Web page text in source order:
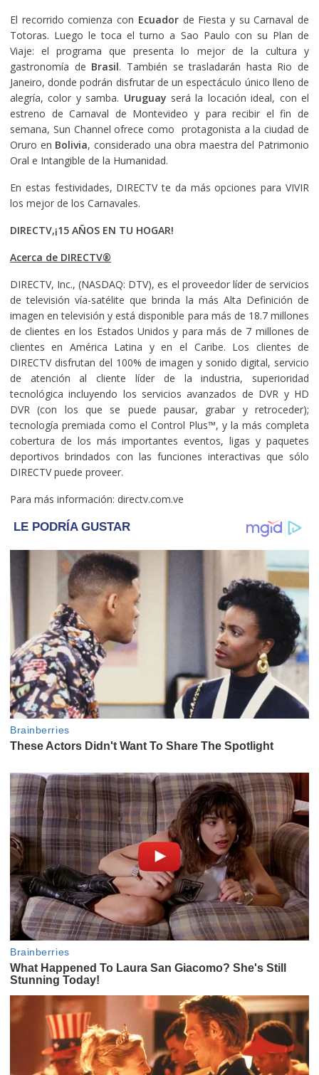
El recorrido comienza con Ecuadorde Fiesta y su Carnaval de
Totoras. Luego le toca el turno a Sao Paulo con su Plan de
Viaje: el programa que presenta lo mejor de la cultura y
gastronomía de Brasil. También se trasladarán hasta Rio de
Janeiro, donde podrán disfrutar de un espectáculo único lleno de
alegría, color y samba. Uruguay será la locación ideal, con el
estreno de Carnaval de Montevideo y para recibir el fin de
semana, Sun Channel ofrece como protagonista a la ciudad de
Oruro en Bolivia, considerado una obra maestra del Patrimonio
Oral e Intangible de la Humanidad.
En estas festividades, DIRECTV te da más opciones para VIVIR
los mejor de los Carnavales.
DIRECTV,¡15 AÑOS EN TU HOGAR!
Acerca de DIRECTV®
DIRECTV, Inc., (NASDAQ: DTV), es el proveedor líder de servicios
de televisión vía-satélite que brinda la más Alta Definición de
imagen en televisión y está disponible para más de 18.7 millones
de clientes en los Estados Unidos y para más de 7 millones de
clientes en América Latina y en el Caribe. Los clientes de
DIRECTV disfrutan del 100% de imagen y sonido digital, servicio
de atención al cliente líder de la industria, superioridad
tecnológica incluyendo los servicios avanzados de DVR y HD
DVR (con los que se puede pausar, grabar y retroceder);
tecnología premiada como el Control Plus™, y la más completa
cobertura de los más importantes eventos, ligas y paquetes
deportivos brindados con las funciones interactivas que sólo
DIRECTV puede proveer.
Para más información: directv.com.ve